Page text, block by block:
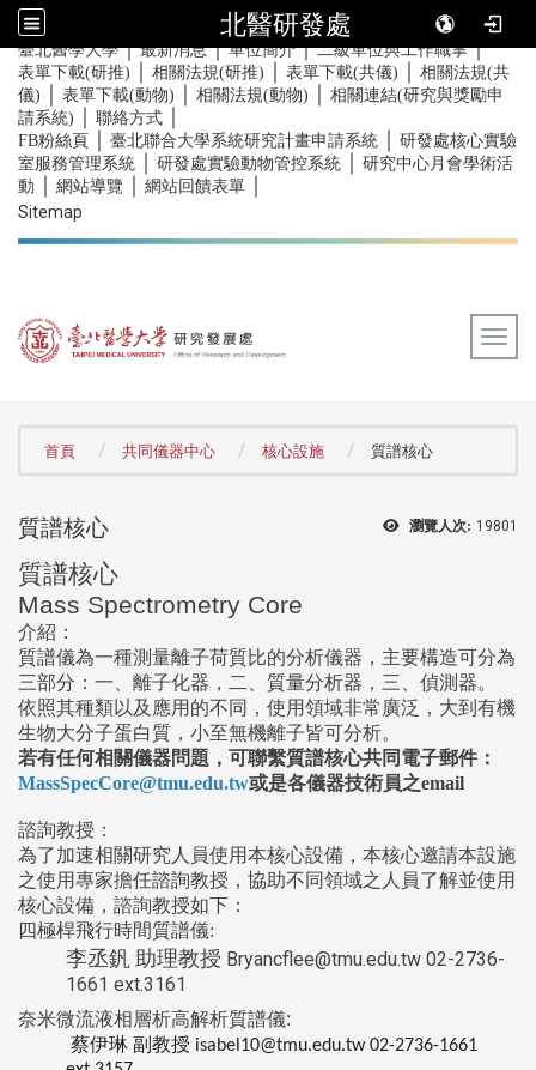
北醫研發處
::: 臺北醫學大學｜最新消息｜單位簡介｜二級單位與工作職掌｜
表單下載(研推) 相關法規(研推) 表單下載(共儀)
相關法規(共
儀)
表單下載(動物) 相關法規(動物)
相關連結(研究與獎勵申
請系統)
聯絡方式
FB粉絲頁 臺北聯合大學系統研究計畫申請系統
研發處核心實驗
室服務管理系統
研發處實驗動物管控系統
研究中心月會學術活
動
網站導覽 網站回饋表單
Sitemap
首頁 共同儀器中心 核心設施 質譜核心
瀏覽人次: 19801
質譜核心
質譜核心
Mass Spectrometry Core
介紹：
質譜儀為一種測量離子荷質比的分析儀器，主要構造可分為
三部分：一、離子化器，二、質量分析器，三、偵測器。
依照其種類以及應用的不同，使用領域非常廣泛，大到有機
生物大分子蛋白質，小至無機離子皆可分析。
若有任何相關儀器問題，可聯繫質譜核心共同電子郵件：
MassSpecCore@tmu.edu.tw或是各儀器技術員之email
諮詢教授：
為了加速相關研究人員使用本核心設備，本核心邀請本設施
之使用專家擔任諮詢教授，協助不同領域之人員了解並使用
核心設備，諮詢教授如下：
四極桿飛行時間質譜儀:
李丞釩 助理教授 Bryancflee@tmu.edu.tw 02-2736-
1661 ext.3161
奈米微流液相層析高解析質譜儀:
蔡伊琳 副教授 isabel10@tmu.edu.tw 02-2736-1661